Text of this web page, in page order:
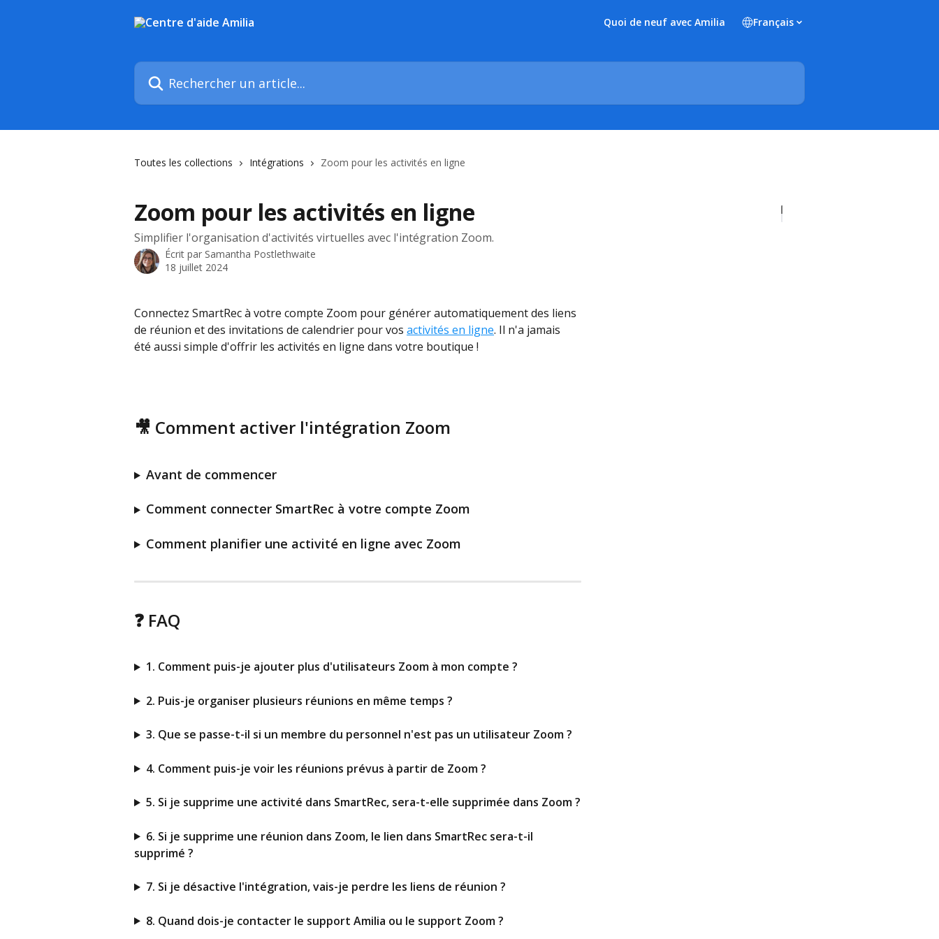
Quoi de neuf avec Amilia Français
Rechercher un article...
Toutes les collections Intégrations Zoom pour les activités en ligne
Zoom pour les activités en ligne
Simplifier l'organisation d'activités virtuelles avec l'intégration Zoom.
Écrit par Samantha Postlethwaite
18 juillet 2024
Connectez SmartRec à votre compte Zoom pour générer automatiquement des liens
de réunion et des invitations de calendrier pour vos activités en ligne. Il n'a jamais
été aussi simple d'offrir les activités en ligne dans votre boutique !
🎥 Comment activer l'intégration Zoom
Avant de commencer
Comment connecter SmartRec à votre compte Zoom
Comment planifier une activité en ligne avec Zoom
❓ FAQ
1. Comment puis-je ajouter plus d'utilisateurs Zoom à mon compte ?
2. Puis-je organiser plusieurs réunions en même temps ?
3. Que se passe-t-il si un membre du personnel n'est pas un utilisateur Zoom ?
4. Comment puis-je voir les réunions prévus à partir de Zoom ?
5. Si je supprime une activité dans SmartRec, sera-t-elle supprimée dans Zoom ?
6. Si je supprime une réunion dans Zoom, le lien dans SmartRec sera-t-il
supprimé ?
7. Si je désactive l'intégration, vais-je perdre les liens de réunion ?
8. Quand dois-je contacter le support Amilia ou le support Zoom ?